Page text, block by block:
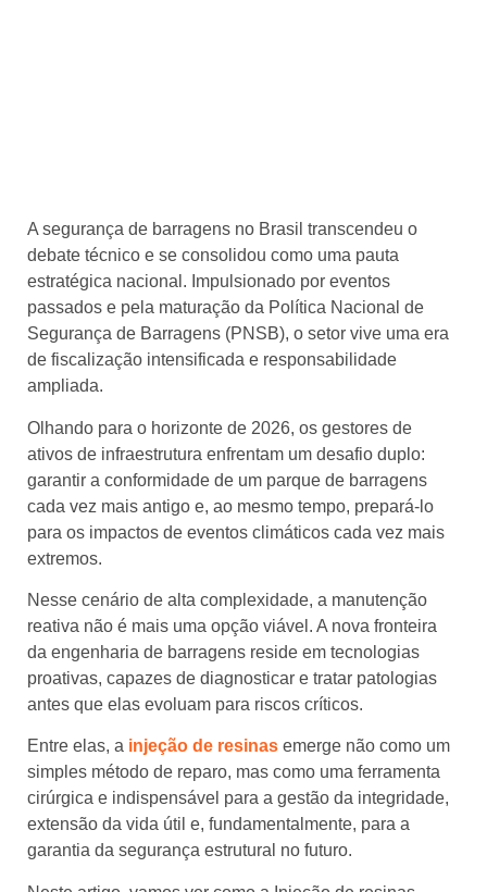
A segurança de barragens no Brasil transcendeu o
debate técnico e se consolidou como uma pauta
estratégica nacional. Impulsionado por eventos
passados e pela maturação da Política Nacional de
Segurança de Barragens (PNSB), o setor vive uma era
de fiscalização intensificada e responsabilidade
ampliada.
Olhando para o horizonte de 2026, os gestores de
ativos de infraestrutura enfrentam um desafio duplo:
garantir a conformidade de um parque de barragens
cada vez mais antigo e, ao mesmo tempo, prepará-lo
para os impactos de eventos climáticos cada vez mais
extremos.
Nesse cenário de alta complexidade, a manutenção
reativa não é mais uma opção viável. A nova fronteira
da engenharia de barragens reside em tecnologias
proativas, capazes de diagnosticar e tratar patologias
antes que elas evoluam para riscos críticos.
Entre elas, a injeção de resinas emerge não como um
simples método de reparo, mas como uma ferramenta
cirúrgica e indispensável para a gestão da integridade,
extensão da vida útil e, fundamentalmente, para a
garantia da segurança estrutural no futuro.